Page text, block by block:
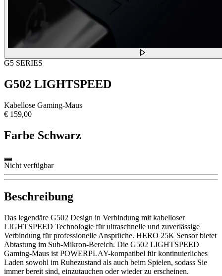
G5 SERIES
G502 LIGHTSPEED
Kabellose Gaming-Maus
€ 159,00
Farbe Schwarz
Nicht verfügbar
Beschreibung
Das legendäre G502 Design in Verbindung mit kabelloser
LIGHTSPEED Technologie für ultraschnelle und zuverlässige
Verbindung für professionelle Ansprüche. HERO 25K Sensor bietet
Abtastung im Sub-Mikron-Bereich. Die G502 LIGHTSPEED
Gaming-Maus ist POWERPLAY-kompatibel für kontinuierliches
Laden sowohl im Ruhezustand als auch beim Spielen, sodass Sie
immer bereit sind, einzutauchen oder wieder zu erscheinen.